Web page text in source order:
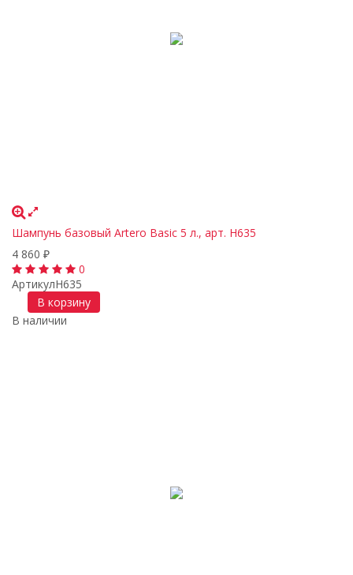
Шампунь базовый Artero Basic 5 л., арт. H635
4 860 ₽
0
АртикулH635
В корзину
В наличии